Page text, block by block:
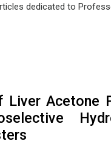
dedicated to
Liver Acetone